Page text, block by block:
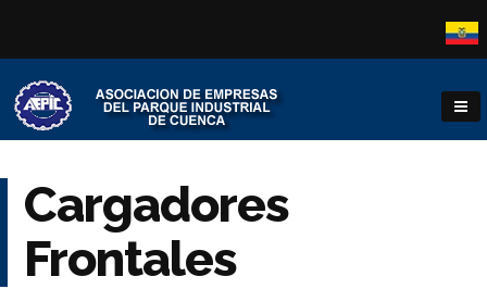
Cargadores
Frontales